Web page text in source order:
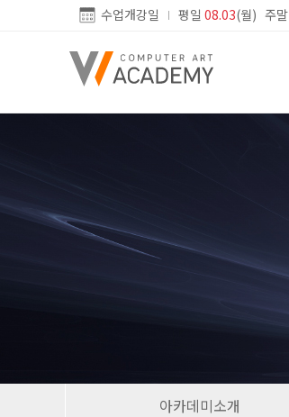
수업개강일 평일 08.03(월) 주말
아카데미소개